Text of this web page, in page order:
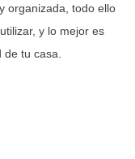
organizada, todo ello
y lo mejor es
tu casa.